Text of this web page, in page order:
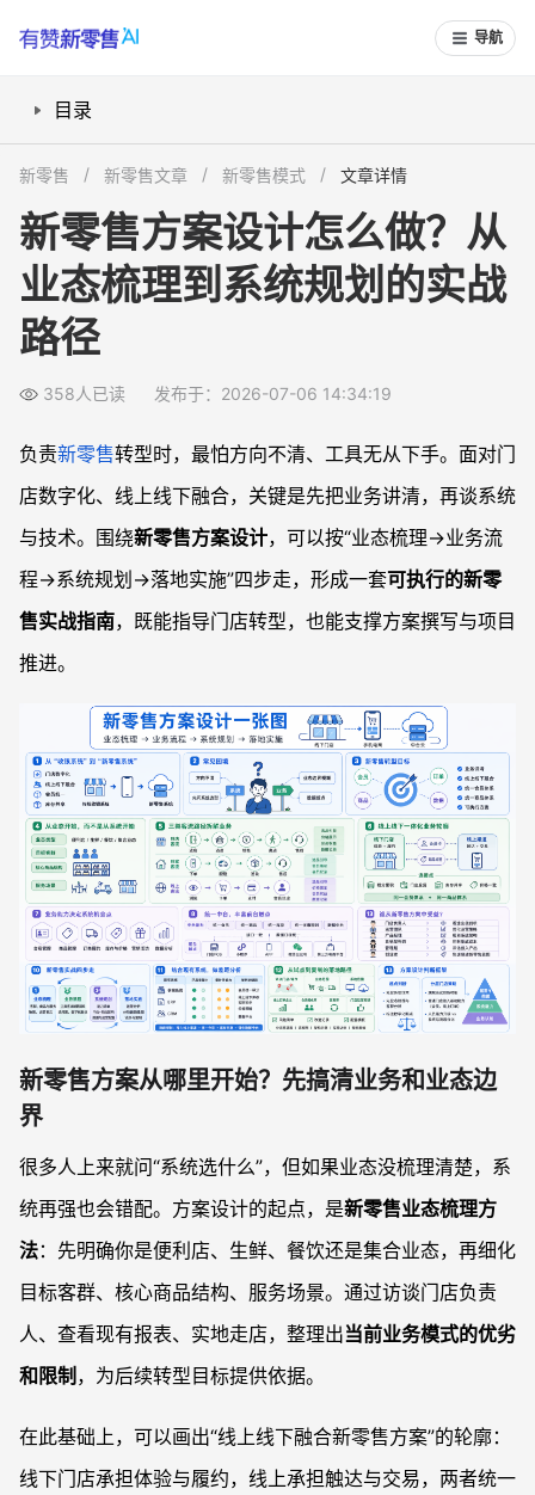
导航
目录
新零售系统规划有哪些步骤？从能力到架构分层设计
新零售转型需要哪些系统支持？结合现有系统做差距分析
新零售实施步骤怎么排？从试点到复制的落地路径
常见问题
新零售方案设计从哪里开始比较稳妥？
新零售系统规划有哪些关键步骤容易被忽略？
新零售方案如何更好结合现有门店业务，不走空想路线？
新零售 新零售文章 新零售模式 文章详情
新零售方案设计怎么做？从
业态梳理到系统规划的实战
路径
358人已读 发布于：2026-07-06 14:34:19
负责新零售转型时，最怕方向不清、工具无从下手。面对门
店数字化、线上线下融合，关键是先把业务讲清，再谈系统
与技术。围绕新零售方案设计，可以按“业态梳理→业务流
程→系统规划→落地实施”四步走，形成一套可执行的新零
售实战指南，既能指导门店转型，也能支撑方案撰写与项目
推进。
新零售方案从哪里开始？先搞清业务和业态边
界
很多人上来就问“系统选什么”，但如果业态没梳理清楚，系
统再强也会错配。方案设计的起点，是新零售业态梳理方
法：先明确你是便利店、生鲜、餐饮还是集合业态，再细化
目标客群、核心商品结构、服务场景。通过访谈门店负责
人、查看现有报表、实地走店，整理出当前业务模式的优劣
和限制 ，为后续转型目标提供依据。
在此基础上，可以画出“线上线下融合新零售方案”的轮廓：
线下门店承担体验与履约，线上承担触达与交易，两者统一